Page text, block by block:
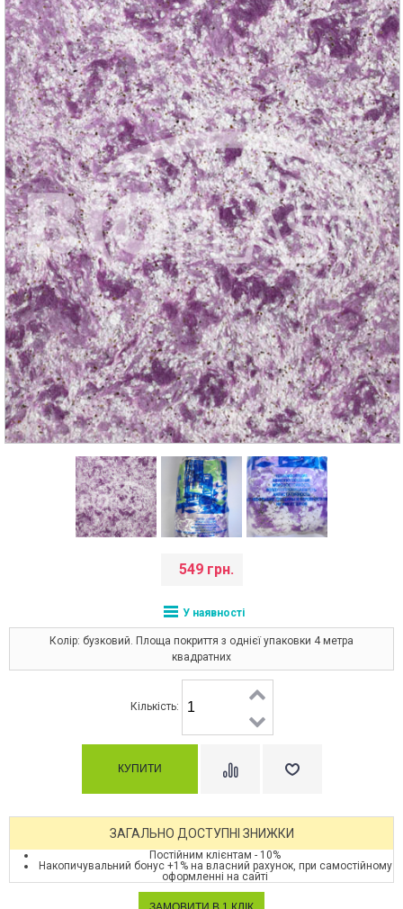
549 грн.
У наявності
Колір: бузковий. Площа покриття з однієї упаковки 4 метра
квадратних
Кількість:
ЗАГАЛЬНО ДОСТУПНІ ЗНИЖКИ
Постійним клієнтам - 10%
Накопичувальний бонус +1% на власний рахунок, при самостійному
оформленні на сайті